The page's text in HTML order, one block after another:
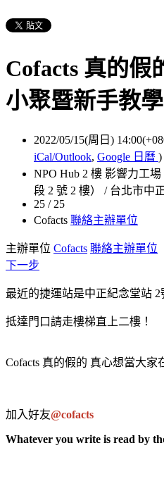
Cofacts 真的假
小聚暨新手教學
2022/05/15(周日)
iCal/Outlook, Google 日曆 )
NPO Hub 2 樓 影響力工
段 2 號 2 樓） / 台北市中
25 / 25
Cofacts 聯絡主辦單位
主辦單位 Cofacts 聯絡主辦單位
下一步
最近的捷運站是中正紀念堂站 2
抵達門口請走樓梯直上二樓！
Cofacts 真的假的 真心想當大家
加入好友@cofacts
Whatever you write is read by